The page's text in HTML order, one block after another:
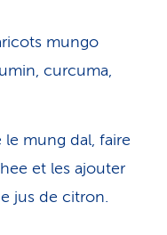
mungo
curcuma,
le mung dal, faire
et les ajouter
jus de citron.